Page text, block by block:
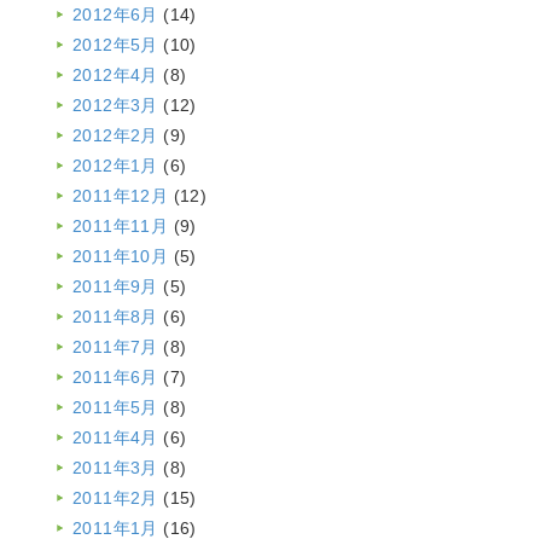
2012年6月 (14)
2012年5月 (10)
2012年4月 (8)
2012年3月 (12)
2012年2月 (9)
2012年1月 (6)
2011年12月 (12)
2011年11月 (9)
2011年10月 (5)
2011年9月 (5)
2011年8月 (6)
2011年7月 (8)
2011年6月 (7)
2011年5月 (8)
2011年4月 (6)
2011年3月 (8)
2011年2月 (15)
2011年1月 (16)